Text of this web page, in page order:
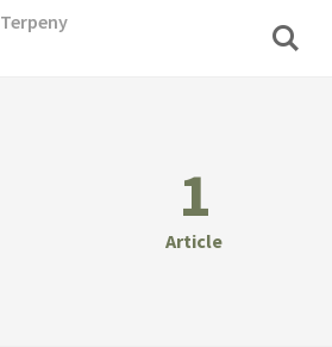
Terpeny
1
Article